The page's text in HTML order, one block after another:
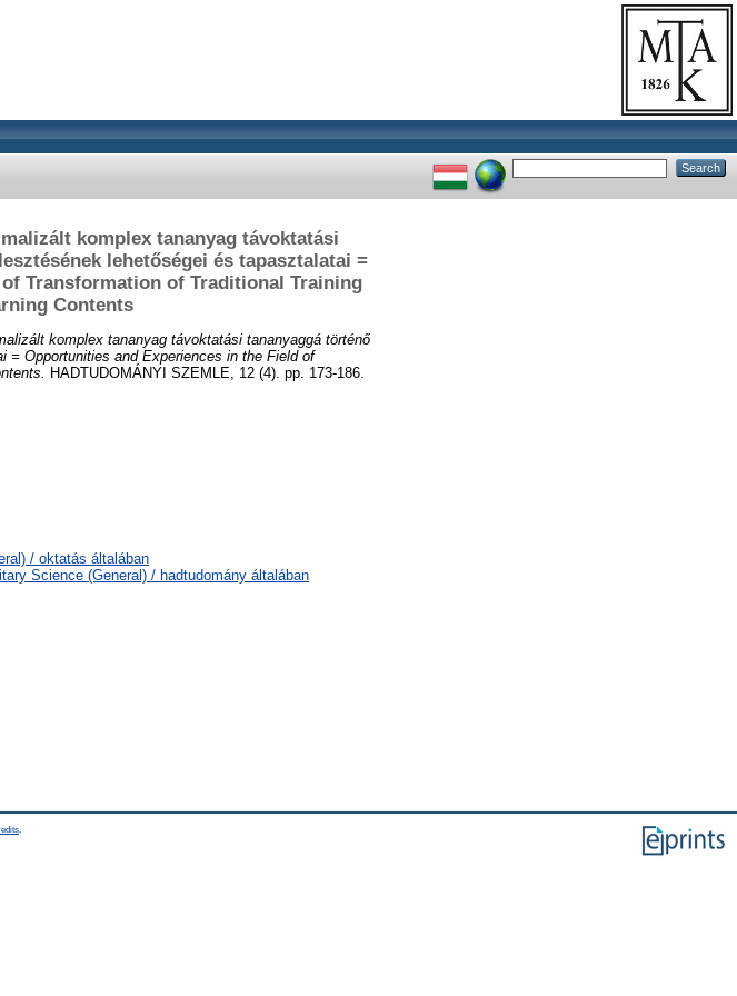
komplex tananyag távoktatási
lehetőségei és tapasztalatai =
Transformation of Traditional Training
Contents
komplex tananyag távoktatási tananyaggá történő
= Opportunities and Experiences in the Field of
HADTUDOMÁNYI SZEMLE, 12 (4). pp. 173-186.
/ oktatás általában
Science (General) / hadtudomány általában